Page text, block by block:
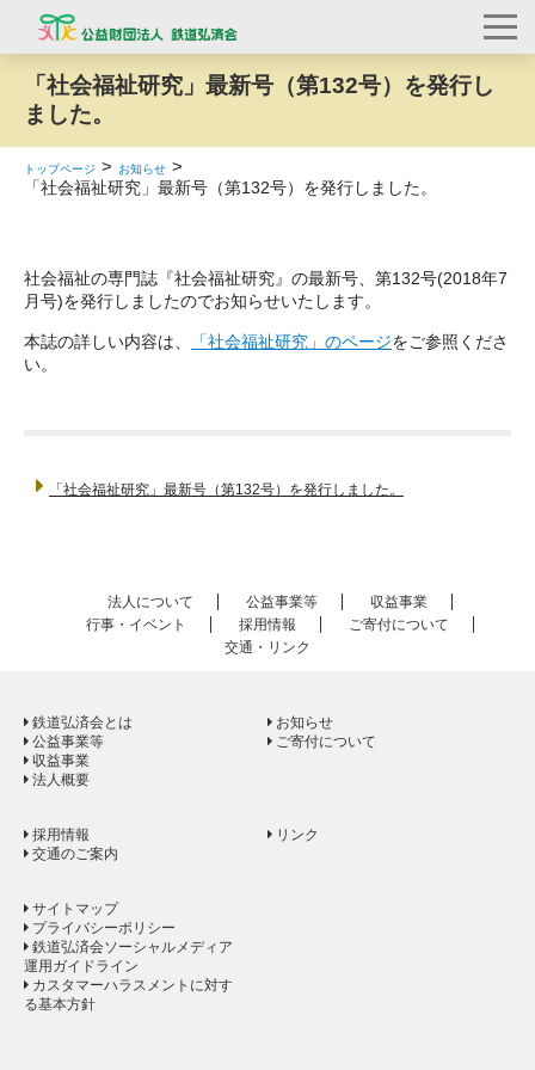
「社会福祉研究」最新号（第132号）を発行し
ました。
トップページ お知らせ
「社会福祉研究」最新号（第132号）を発行しました。
社会福祉の専門誌『社会福祉研究』の最新号、第132号(2018年7
月号)を発行しましたのでお知らせいたします。
本誌の詳しい内容は、 「社会福祉研究」のページをご参照くださ
い。
「社会福祉研究」最新号（第132号）を発行しました。
法人について 公益事業等
収益事業
行事・イベント
採用情報
ご寄付について
交通・リンク
鉄道弘済会とは
公益事業等
収益事業
法人概要
お知らせ
ご寄付について
採用情報
交通のご案内
リンク
サイトマップ
プライバシーポリシー
鉄道弘済会ソーシャルメディア
運用ガイドライン
カスタマーハラスメントに対す
る基本方針